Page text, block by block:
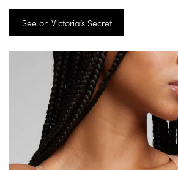
See on Victoria’s Secret